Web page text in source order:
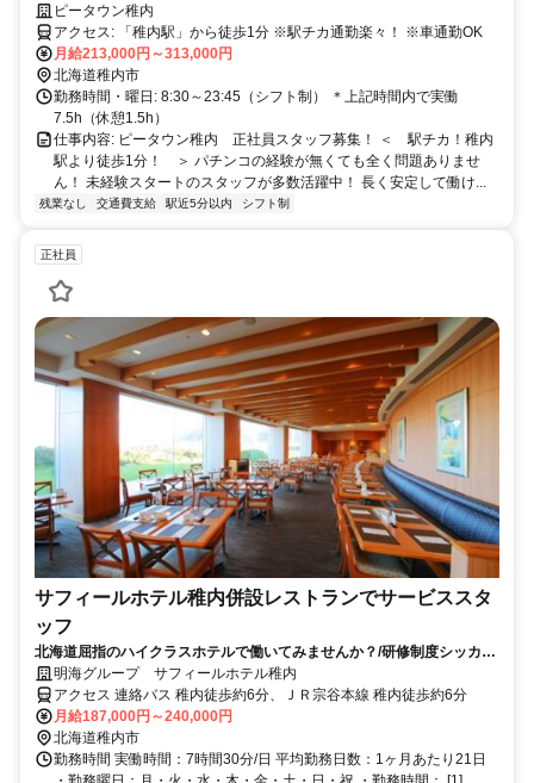
応＞残業ほぼ無し！私生活との両立◎
ピータウン稚内
アクセス: 「稚内駅」から徒歩1分 ※駅チカ通勤楽々！ ※車通勤OK
月給213,000円～313,000円
北海道稚内市
勤務時間・曜日: 8:30～23:45（シフト制） ＊上記時間内で実働
7.5h（休憩1.5h）
仕事内容: ピータウン稚内 正社員スタッフ募集！ ＜ 駅チカ！稚内
駅より徒歩1分！ ＞ パチンコの経験が無くても全く問題ありませ
ん！ 未経験スタートのスタッフが多数活躍中！ 長く安定して働け...
残業なし 交通費支給 駅近5分以内 シフト制
正社員
サフィールホテル稚内併設レストランでサービススタ
ッフ
北海道屈指のハイクラスホテルで働いてみませんか？/研修制度シッカリ
◎残業少なめ◎昇給・賞与あり◎
明海グループ サフィールホテル稚内
アクセス 連絡バス 稚内徒歩約6分、ＪＲ宗谷本線 稚内徒歩約6分
月給187,000円～240,000円
北海道稚内市
勤務時間 実働時間：7時間30分/日 平均勤務日数：1ヶ月あたり21日